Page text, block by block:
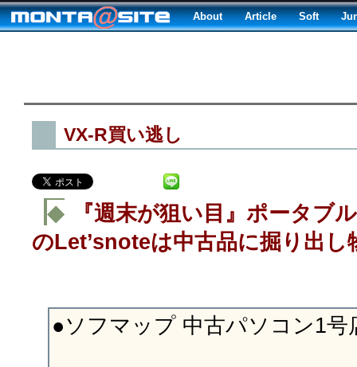
About Article Soft
VX-R買い逃し
◆
『週末が狙い目』ポータブ
のLet’snoteは中古品に掘り出し
●ソフマップ 中古パソコン1号